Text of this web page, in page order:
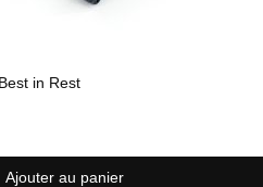
Ajouter au panier
in Rest